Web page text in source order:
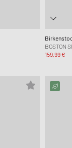
BOSTON
159,99 €